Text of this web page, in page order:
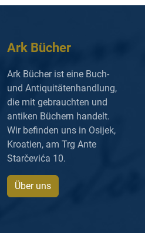
Ark Bücher
Ark Bücher ist eine Buch-
und Antiquitätenhandlung,
die mit gebrauchten und
antiken Büchern handelt.
Wir befinden uns in Osijek,
Kroatien, am Trg Ante
Starčevića 10.
Über uns